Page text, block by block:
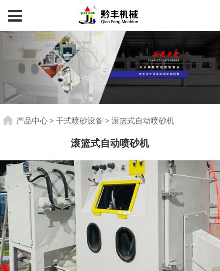
滚篮式自动喷砂机
产品中心> 干式喷砂设备 > 滚篮式自动喷砂机
滚篮式自动喷砂机